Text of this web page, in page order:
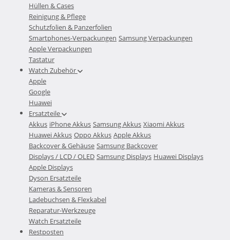
Hüllen & Cases
Reinigung & Pflege
Schutzfolien & Panzerfolien
Smartphones-Verpackungen Samsung Verpackungen
Apple Verpackungen
Tastatur
Watch Zubehör
Apple
Google
Huawei
Ersatzteile
Akkus iPhone Akkus Samsung Akkus Xiaomi Akkus
Huawei Akkus Oppo Akkus Apple Akkus
Backcover & Gehäuse Samsung Backcover
Displays / LCD / OLED Samsung Displays Huawei Displays
Apple Displays
Dyson Ersatzteile
Kameras & Sensoren
Ladebuchsen & Flexkabel
Reparatur-Werkzeuge
Watch Ersatzteile
Restposten